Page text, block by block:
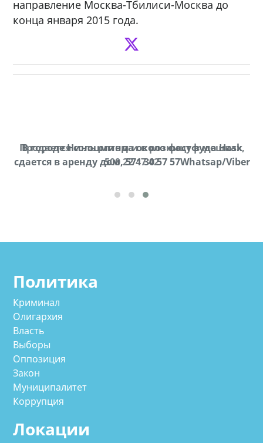
направление Москва-Тбилиси-Москва до
конца января 2015 года.
Продается соль оптом и в розницу в мешках,
500 22 47 42
В городе Ниноцминда около фастфуда Hask
cдается в аренду дом, 571 30 57 57Whatsap/Viber
Политика
Криминал
Олигархия
Власть
Выборы
Оппозиция
Закон
Муниципалитет
Коррупция
Локации